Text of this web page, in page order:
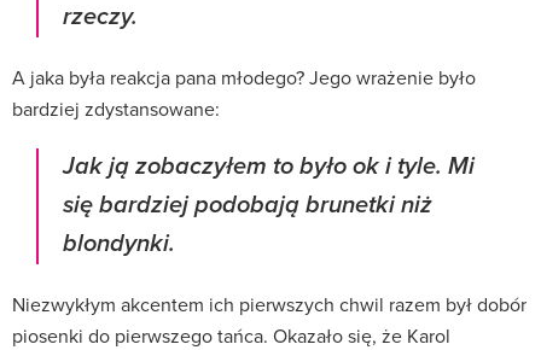
rzeczy.
A jaka była reakcja pana młodego? Jego wrażenie było
bardziej zdystansowane:
Jak ją zobaczyłem to było ok i tyle. Mi
się bardziej podobają brunetki niż
blondynki.
Niezwykłym akcentem ich pierwszych chwil razem był dobór
piosenki do pierwszego tańca. Okazało się, że Karol